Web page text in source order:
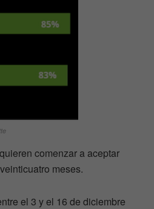
comenzar a aceptar
meses.
el 3 y el 16 de diciembre